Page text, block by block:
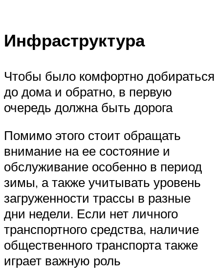
Инфраструктура
Чтобы было комфортно добираться
до дома и обратно, в первую
очередь должна быть дорога
Помимо этого стоит обращать
внимание на ее состояние и
обслуживание особенно в период
зимы, а также учитывать уровень
загруженности трассы в разные
дни недели. Если нет личного
транспортного средства, наличие
общественного транспорта также
играет важную роль